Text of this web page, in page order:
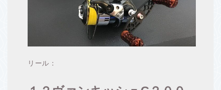
リール：
このブログについて